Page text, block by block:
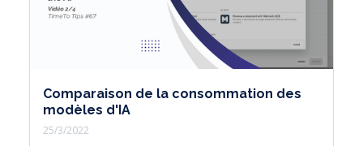
Comparaison de la consommation des
modèles d'IA
25/3/2022